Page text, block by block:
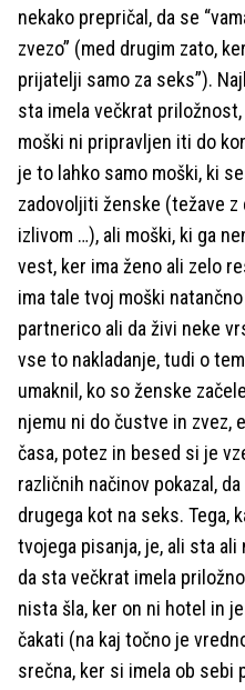
nekako prepričal, da se
zvezo” (med drugim zato,
prijatelji samo za seks”).
sta imela večkrat
moški ni pripravljen iti do
je to lahko samo moški, ki
zadovoljiti ženske (težave
izlivom …), ali moški, ki ga
vest, ker ima ženo ali zelo
ima tale tvoj moški
partnerico ali da živi neke
vse to nakladanje, tudi o
umaknil, ko so ženske
njemu ni do čustve in zvez,
časa, potez in besed si je
različnih načinov pokazal,
drugega kot na seks. Tega,
tvojega pisanja, je, ali sta
da sta večkrat imela
nista šla, ker on ni hotel in
čakati (na kaj točno je
srečna, ker si imela ob sebi